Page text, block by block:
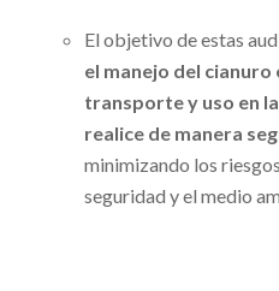
El objetivo de estas
el manejo del
transporte y uso en
realice de manera
minimizando los
seguridad y el medio